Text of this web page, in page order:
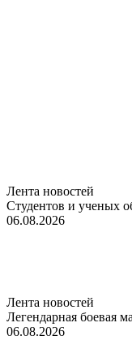
Лента новостей
Студентов и ученых
06.08.2026
Лента новостей
Легендарная боевая
06.08.2026